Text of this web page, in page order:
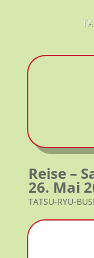
Reise –
26. Mai
TATSU-RYU-